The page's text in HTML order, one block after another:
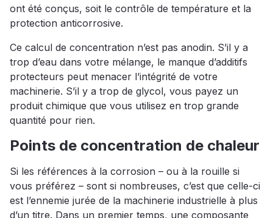
ont été conçus, soit le contrôle de température et la
protection anticorrosive.
Ce calcul de concentration n’est pas anodin. S’il y a
trop d’eau dans votre mélange, le manque d’additifs
protecteurs peut menacer l’intégrité de votre
machinerie. S’il y a trop de glycol, vous payez un
produit chimique que vous utilisez en trop grande
quantité pour rien.
Points de concentration de chaleur
Si les références à la corrosion – ou à la rouille si
vous préférez – sont si nombreuses, c’est que celle-ci
est l’ennemie jurée de la machinerie industrielle à plus
d’un titre. Dans un premier temps, une composante